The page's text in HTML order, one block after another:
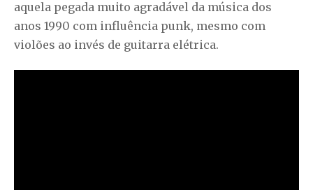
aquela pegada muito agradável da música dos
anos 1990 com influência punk, mesmo com
violões ao invés de guitarra elétrica.